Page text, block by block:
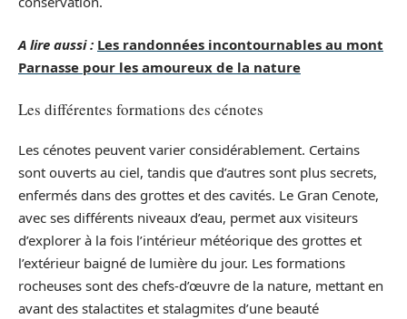
A lire aussi : Les randonnées incontournables au mont
Parnasse pour les amoureux de la nature
Les différentes formations des cénotes
Les cénotes peuvent varier considérablement. Certains
sont ouverts au ciel, tandis que d’autres sont plus secrets,
enfermés dans des grottes et des cavités. Le Gran Cenote,
avec ses différents niveaux d’eau, permet aux visiteurs
d’explorer à la fois l’intérieur météorique des grottes et
l’extérieur baigné de lumière du jour. Les formations
rocheuses sont des chefs-d’œuvre de la nature, mettant en
avant des stalactites et stalagmites d’une beauté